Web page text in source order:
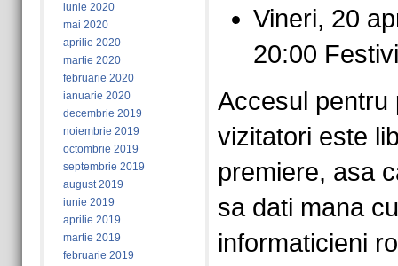
iunie 2020
mai 2020
aprilie 2020
martie 2020
februarie 2020
ianuarie 2020
decembrie 2019
noiembrie 2019
octombrie 2019
septembrie 2019
august 2019
iunie 2019
aprilie 2019
martie 2019
februarie 2019
Vineri, 20
20:00
Accesul pentru
vizitatori este
premiere, asa
sa dati mana
informaticieni